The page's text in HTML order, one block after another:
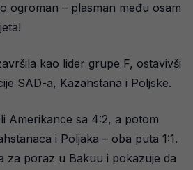
ogroman – plasman među osam
kao lider grupe F, ostavivši
SAD-a, Kazahstana i Poljske.
Amerikance sa 4:2, a potom
i Poljaka – oba puta 1:1.
za poraz u Bakuu i pokazuje da